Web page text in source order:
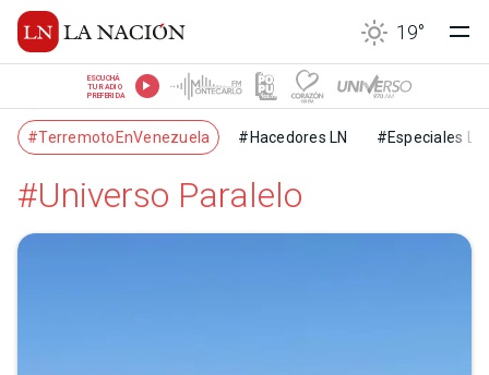
19°
ESCUCHÁ
TU RADIO
PREFERIDA
#TerremotoEnVenezuela #Hacedores LN #Especiales LN
#Universo Paralelo